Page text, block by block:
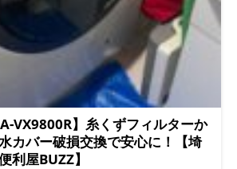
VX9800R】糸くずフィルターか
カバー破損交換で安心に！【埼
利屋BUZZ】